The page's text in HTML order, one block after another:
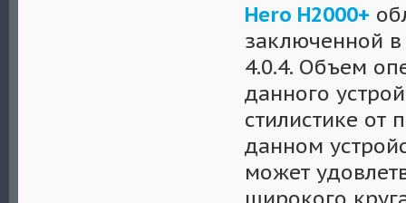
Hero H2000+
заключенной
4.0.4. Объем
данного
стилистике от
данном
может